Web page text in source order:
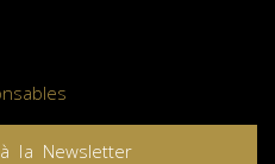
la Newsletter